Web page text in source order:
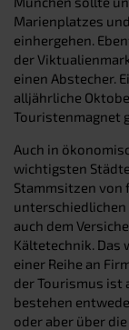
Marienplatzes
einhergehen.
der
einen Abstecher.
alljährliche
Touristenmagnet
Auch in
wichtigsten
Stammsitzen von
auch dem
Kältetechnik. Das
einer Reihe an
der Tourismus ist
bestehen
oder aber über die